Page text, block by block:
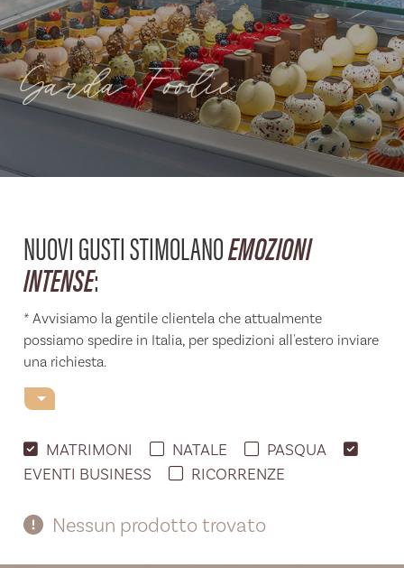
Garda Foodie
NUOVI GUSTI STIMOLANOEMOZIONI
INTENSE:
* Avvisiamo la gentile clientela che attualmente
possiamo spedire in Italia, per spedizioni all'estero inviare
una richiesta.
MATRIMONI NATALE
PASQUA
EVENTI BUSINESS
RICORRENZE
Nessun prodotto trovato